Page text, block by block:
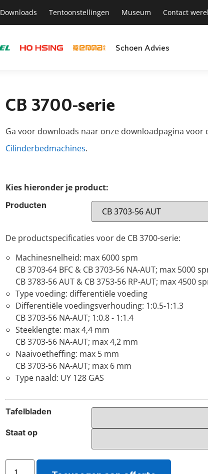
Downloads Tentoonstellingen Museum Contact
Schoen Advies
CB 3700-serie
Ga voor downloads naar onze downloadpagina voor
Cilinderbedmachines.
Producten
Kies hieronder je product:
De productspecificaties voor de CB 3700-serie:
Machinesnelheid: max 6000 spm
CB 3703-64 BFC & CB 3703-56 NA-AUT; max 5000
CB 3783-56 AUT & CB 3753-56 RP-AUT; max 4500
Type voeding: differentiële voeding
Differentiële voedingsverhouding: 1:0.5-1:1.3
CB 3703-56 NA-AUT; 1:0.8 - 1:1.4
Steeklengte: max 4,4 mm
CB 3703-56 NA-AUT; max 4,2 mm
Naaivoetheffing: max 5 mm
CB 3703-56 NA-AUT; max 6 mm
Type naald: UY 128 GAS
Tafelbladen
Staat op